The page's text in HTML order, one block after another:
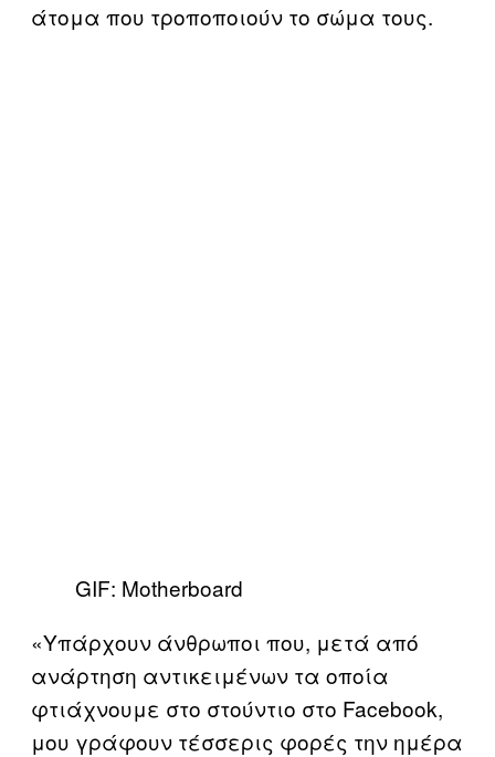
άτομα που τροποποιούν το σώμα τους.
GIF: Motherboard
«Υπάρχουν άνθρωποι που, μετά από
ανάρτηση αντικειμένων τα οποία
φτιάχνουμε στο στούντιο στο Facebook,
μου γράφουν τέσσερις φορές την ημέρα